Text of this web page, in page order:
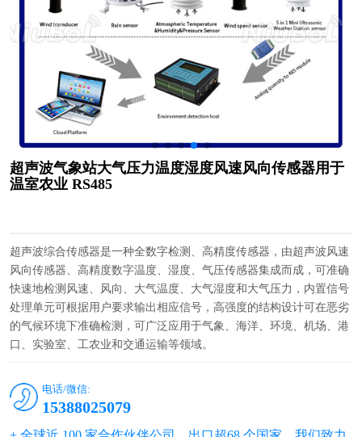
超声波气象站大气压力温度湿度风速风向传感器用于
温室农业 RS485
超声波综合传感器是一种全数字检测、高精度传感器，由超声波风速
风向传感器、高精度数字温度、湿度、气压传感器集成而成，可准确
快速地检测风速、风向、大气温度、大气湿度和大气压力，内置信号
处理单元可根据用户要求输出相应信号，高强度的结构设计可在恶劣
的气候环境下准确检测，可广泛应用于气象、海洋、环境、机场、港
口、实验室、工农业和交通运输等领域。
电话/微信:
15388025079